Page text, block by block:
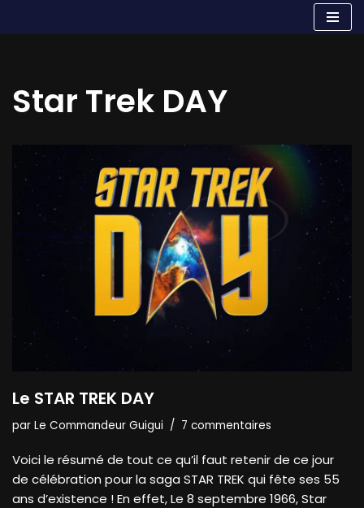
Star Trek DAY
Le STAR TREK DAY
par Le Commandeur Guigui 7 commentaires
Voici le résumé de tout ce qu’il faut retenir de ce jour
de célébration pour la saga STAR TREK qui fête ses 55
ans d’existence ! En effet, Le 8 septembre 1966, Star